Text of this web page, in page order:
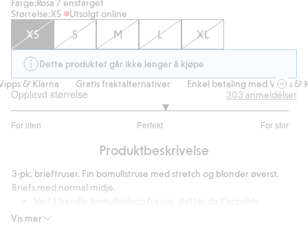
Farge:Rosa / ensfarget
Størrelse:XS Utsolgt online
XS S M L XL
Dette produktet går ikke lenger å kjøpe
& Klarna
Gratis fraktalternativer Enkel betaling med Vipps &
Opplevd størrelse
For liten Perfekt For stor
av
216
stemmer
303 anmeldelser
Produktbeskrivelse
Vis mer
3-pk. brieftruser. Fin bomullstruse med stretch og blonder øverst.
Briefs med normal midje.
engasjement i Better Cottons arbeid. Produktet er utviklet via